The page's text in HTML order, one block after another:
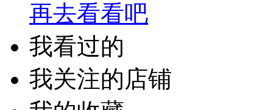
再去看看吧
我看过的
我关注的店铺